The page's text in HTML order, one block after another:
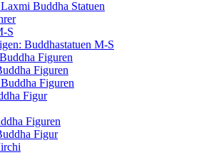
Buddha Statuen
S
Buddhastatuen M-S
Figuren
Figuren
Figuren
Figur
Figuren
Figur